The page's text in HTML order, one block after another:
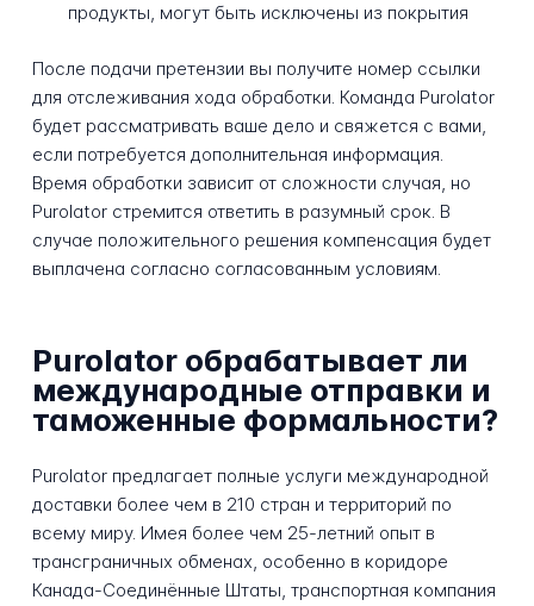
продукты, могут быть исключены из покрытия
После подачи претензии вы получите номер ссылки
для отслеживания хода обработки. Команда Purolator
будет рассматривать ваше дело и свяжется с вами,
если потребуется дополнительная информация.
Время обработки зависит от сложности случая, но
Purolator стремится ответить в разумный срок. В
случае положительного решения компенсация будет
выплачена согласно согласованным условиям.
Purolator обрабатывает ли
международные отправки и
таможенные формальности?
Purolator предлагает полные услуги международной
доставки более чем в 210 стран и территорий по
всему миру. Имея более чем 25-летний опыт в
трансграничных обменах, особенно в коридоре
Канада-Соединённые Штаты, транспортная компания